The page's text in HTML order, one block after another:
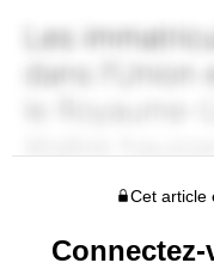
Cet article